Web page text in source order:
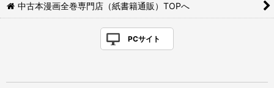
中古本漫画全巻専門店（紙書籍通販）TOPへ
PCサイト